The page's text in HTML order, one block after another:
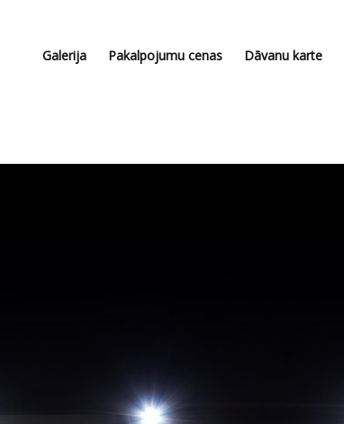
Galerija Pakalpojumu cenas Dāvanu karte